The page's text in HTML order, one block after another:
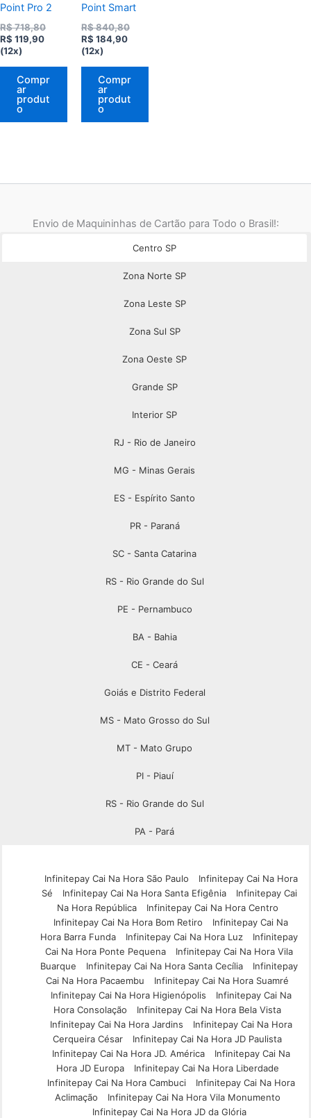
Point Pro 2
R$718,80O
R$ 119,90O
R$ 119,90.
(12x)
Compr
ar
produt
o
Point Smart
R$840,80O
R$ 184,90O
R$ 184,90.
(12x)
Compr
ar
produt
o
Envio de Maquininhas de Cartão para Todo o Brasil!:
Centro SP
Zona Norte SP
Zona Leste SP
Zona Sul SP
Zona Oeste SP
Grande SP
Interior SP
RJ - Rio de Janeiro
MG - Minas Gerais
ES - Espírito Santo
PR - Paraná
SC - Santa Catarina
RS - Rio Grande do Sul
PE - Pernambuco
BA - Bahia
CE - Ceará
Goiás e Distrito Federal
MS - Mato Grosso do Sul
MT - Mato Grupo
PI - Piauí
RS - Rio Grande do Sul
PA - Pará
Infinitepay Cai Na Hora São Paulo
Infinitepay Cai Na Hora
Sé
Infinitepay Cai Na Hora Santa Efigênia
Infinitepay Cai
Na Hora República
Infinitepay Cai Na Hora Centro
Infinitepay Cai Na Hora Bom Retiro
Infinitepay Cai Na
Hora Barra Funda
Infinitepay Cai Na Hora Luz
Infinitepay
Cai Na Hora Ponte Pequena
Infinitepay Cai Na Hora Vila
Buarque
Infinitepay Cai Na Hora Santa Cecília
Infinitepay
Cai Na Hora Pacaembu
Infinitepay Cai Na Hora Suamré
Infinitepay Cai Na Hora Higienópolis
Infinitepay Cai Na
Hora Consolação
Infinitepay Cai Na Hora Bela Vista
Infinitepay Cai Na Hora Jardins
Infinitepay Cai Na Hora
Cerqueira César
Infinitepay Cai Na Hora JD Paulista
Infinitepay Cai Na Hora JD. América
Infinitepay Cai Na
Hora JD Europa
Infinitepay Cai Na Hora Liberdade
Infinitepay Cai Na Hora Cambuci
Infinitepay Cai Na Hora
Aclimação
Infinitepay Cai Na Hora Vila Monumento
Infinitepay Cai Na Hora JD da Glória